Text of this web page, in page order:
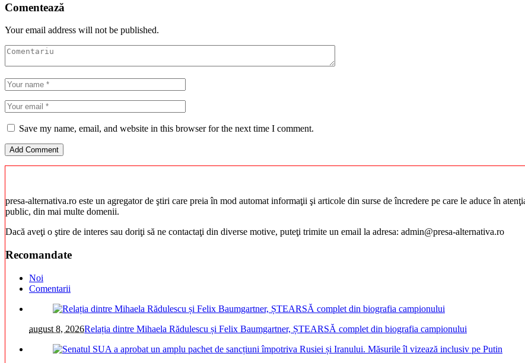
Comentează
Your email address will not be published.
Save my name, email, and website in this browser for the next time I comment.
presa-alternativa.ro este un agregator de ştiri care preia în mod automat informaţii şi articole din surse de încredere pe care le aduce în
public, din mai multe domenii.
Dacă aveţi o ştire de interes sau doriţi să ne contactaţi din diverse motive, puteţi trimite un email la adresa: admin@presa-alternativa.ro
Recomandate
Noi
Comentarii
august 8, 2026Relația dintre Mihaela Rădulescu și Felix Baumgartner, ȘTEARSĂ complet din biografia campionului